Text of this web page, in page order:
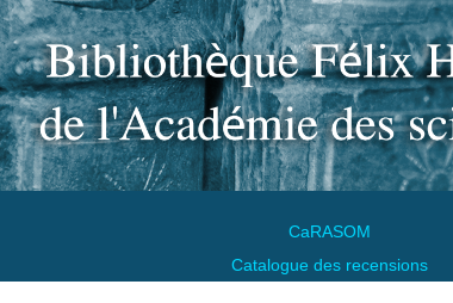
CaRASOM
Catalogue des recensions